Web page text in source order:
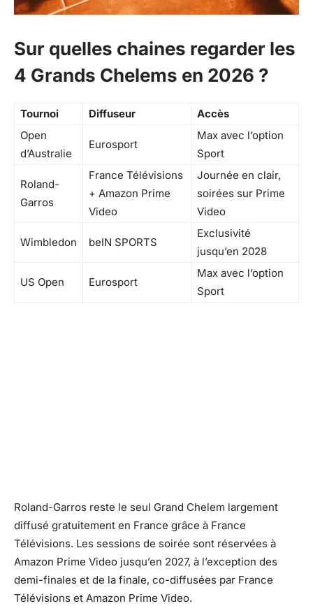
Sur quelles chaines regarder les
4 Grands Chelems en 2026 ?
Tournoi Diffuseur
Accès
Open
d’Australie
Eurosport
Max avec l’option
Sport
Roland-
Garros
France Télévisions
+ Amazon Prime
Video
Journée en clair,
soirées sur Prime
Video
Wimbledon beIN SPORTS
Exclusivité
jusqu’en 2028
US Open Eurosport
Max avec l’option
Sport
Roland-Garros reste le seul Grand Chelem largement
diffusé gratuitement en France grâce à France
Télévisions. Les sessions de soirée sont réservées à
Amazon Prime Video jusqu’en 2027, à l’exception des
demi-finales et de la finale, co-diffusées par France
Télévisions et Amazon Prime Video.